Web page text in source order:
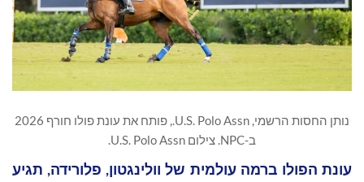
נותן החסות הרשמי, U.S. Polo Assn., פותח את עונת פולו חורף 2026
ב-NPC. צילום U.S. Polo Assn.
עונת הפולו ברמה עולמית של וולינגטון, פלורידה, תגיע